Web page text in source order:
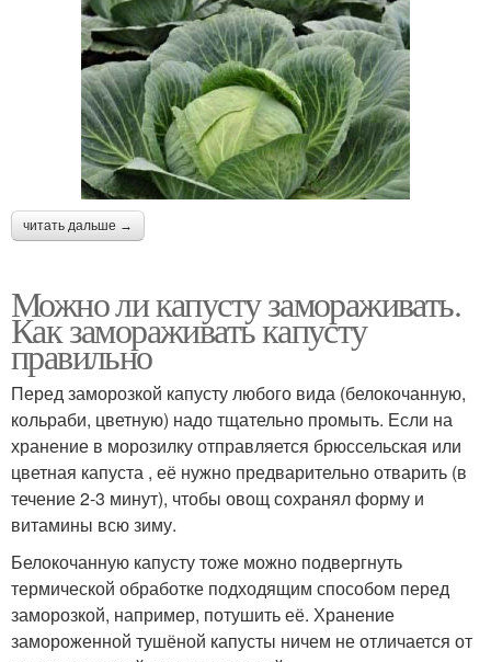
читать дальше →
Можно ли капусту замораживать.
Как замораживать капусту
правильно
Перед заморозкой капусту любого вида (белокочанную,
кольраби, цветную) надо тщательно промыть. Если на
хранение в морозилку отправляется брюссельская или
цветная капуста , её нужно предварительно отварить (в
течение 2-3 минут), чтобы овощ сохранял форму и
витамины всю зиму.
Белокочанную капусту тоже можно подвергнуть
термической обработке подходящим способом перед
заморозкой, например, потушить её. Хранение
замороженной тушёной капусты ничем не отличается от